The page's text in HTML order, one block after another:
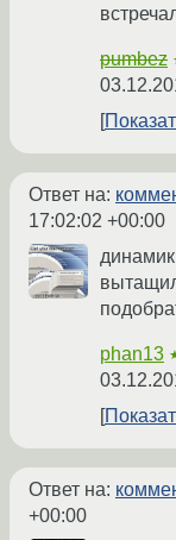
pumbez
Ответ на:
17:02:02 +00:00
phan13
Ответ на:
+00:00